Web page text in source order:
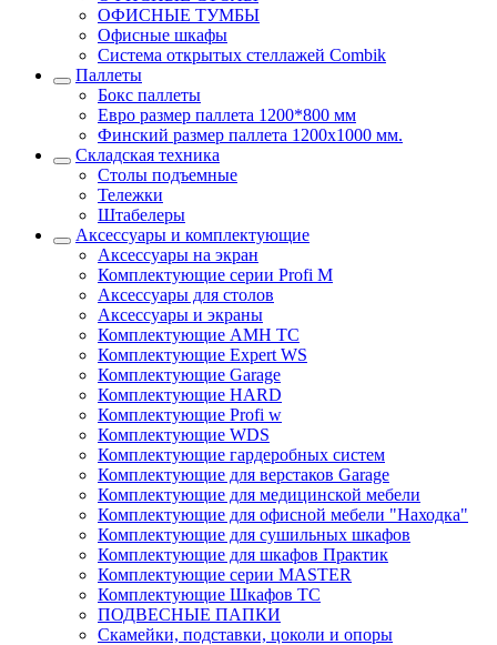
ОФИСНЫЕ ТУМБЫ
Офисные шкафы
Система открытых стеллажей Combik
Паллеты
Бокс паллеты
Евро размер паллета 1200*800 мм
Финский размер паллета 1200х1000 мм.
Складская техника
Столы подъемные
Тележки
Штабелеры
Аксессуары и комплектующие
Аксессуары на экран
Комплектующие серии Profi M
Аксессуары для столов
Аксессуары и экраны
Комплектующие AMH TC
Комплектующие Expert WS
Комплектующие Garage
Комплектующие HARD
Комплектующие Profi w
Комплектующие WDS
Комплектующие гардеробных систем
Комплектующие для верстаков Garage
Комплектующие для медицинской мебели
Комплектующие для офисной мебели "Находка"
Комплектующие для сушильных шкафов
Комплектующие для шкафов Практик
Комплектующие серии MASTER
Комплектующие Шкафов ТС
ПОДВЕСНЫЕ ПАПКИ
Скамейки, подставки, цоколи и опоры